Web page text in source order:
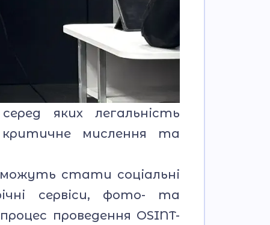
яких легальність
критичне мислення та
стати соціальні
сервіси, фото- та
проведення OSINT-